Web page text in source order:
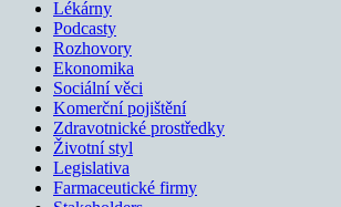
Lékárny
Podcasty
Rozhovory
Ekonomika
Sociální věci
Komerční pojištění
Zdravotnické prostředky
Životní styl
Legislativa
Farmaceutické firmy